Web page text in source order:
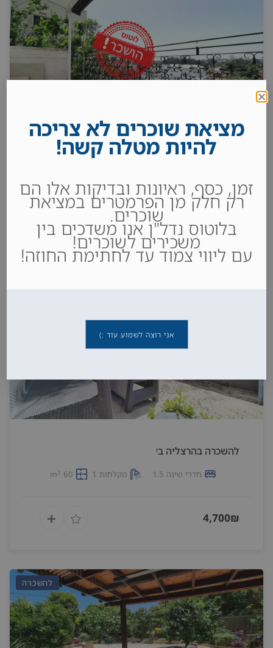
חדרי שינה 2 מקלחות 1 80 m
6,200₪
להשכרה בהרצליה ב׳
חדרי שינה 1.5 מקלחות 1 60 m
2
4,700₪
להשכרה
מציאת שוכרים לא צריכה
להיות מטלה קשה!
זמן, כסף, ראיונות ובדיקות אלו הם
רק חלק מן הפרמטרים במציאת
שוכרים.
בלוטוס נדל"ן אנו משדכים בין
משכירים לשוכרים!
עם ליווי צמוד עד לחתימת החוזה!
אני רוצה לשמוע עוד :)